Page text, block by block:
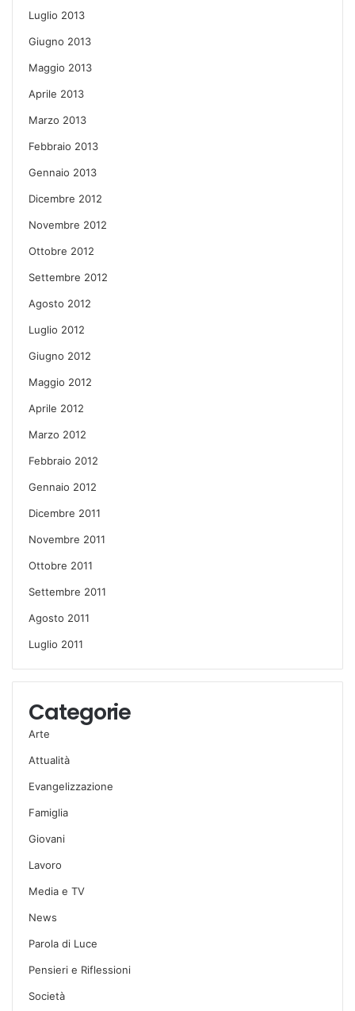
Luglio 2013
Giugno 2013
Maggio 2013
Aprile 2013
Marzo 2013
Febbraio 2013
Gennaio 2013
Dicembre 2012
Novembre 2012
Ottobre 2012
Settembre 2012
Agosto 2012
Luglio 2012
Giugno 2012
Maggio 2012
Aprile 2012
Marzo 2012
Febbraio 2012
Gennaio 2012
Dicembre 2011
Novembre 2011
Ottobre 2011
Settembre 2011
Agosto 2011
Luglio 2011
Categorie
Arte
Attualità
Evangelizzazione
Famiglia
Giovani
Lavoro
Media e TV
News
Parola di Luce
Pensieri e Riflessioni
Società